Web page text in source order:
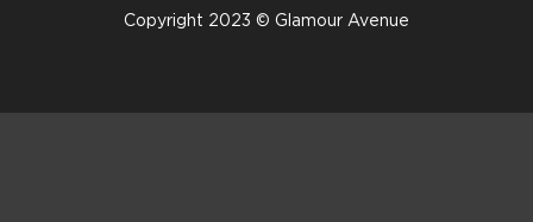
Copyright 2023 © Glamour Avenue